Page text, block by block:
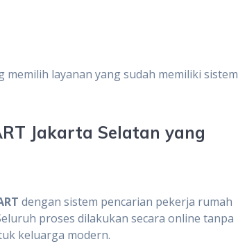
memilih layanan yang sudah memiliki sistem
Jakarta Selatan yang
dengan sistem pencarian pekerja rumah
proses dilakukan secara online tanpa
keluarga modern.